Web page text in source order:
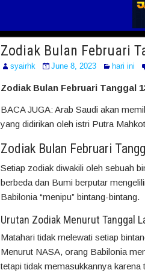
Zodiak Bulan Februari
syairhk June 8, 2023 hari ini
Zodiak Bulan Februari Tanggal
BACA JUGA: Arab Saudi akan
yang didirikan oleh istri Putra
Zodiak Bulan Februari
Setiap zodiak diwakili oleh sebuah
berbeda dan Bumi berputar
Babilonia “menipu” bintang-bintang.
Urutan Zodiak Menurut Tanggal
Matahari tidak melewati setiap
Menurut NASA, orang Babilonia
tetapi tidak memasukkannya karena